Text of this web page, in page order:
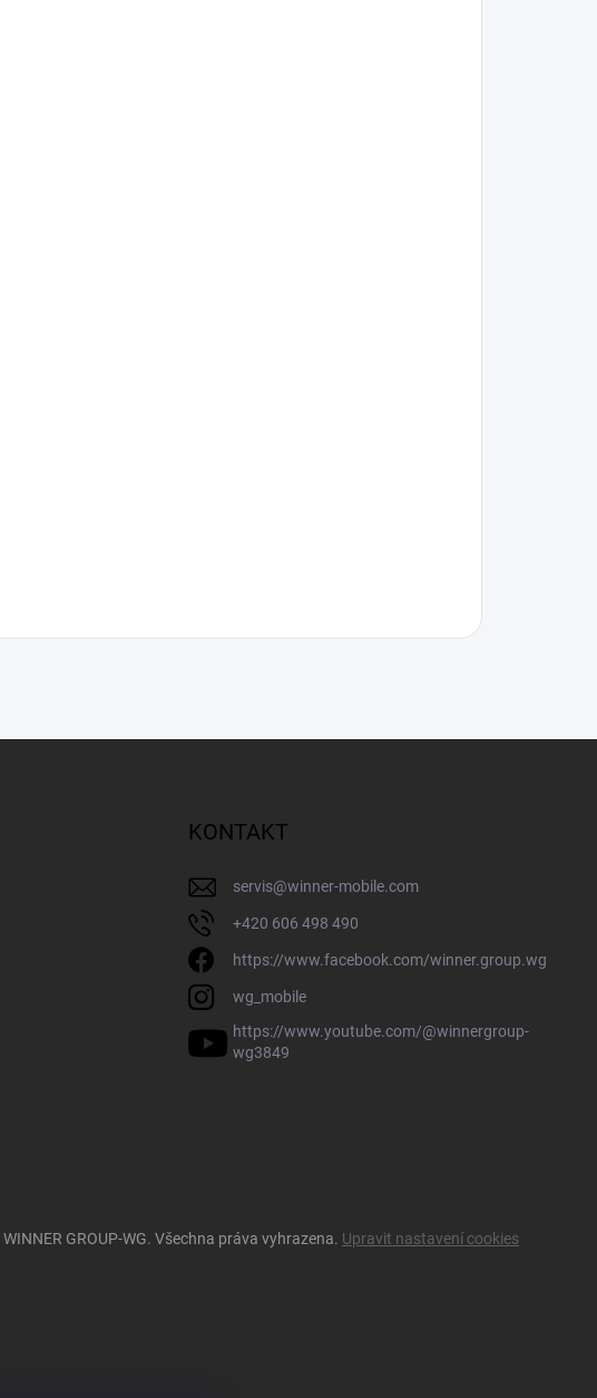
KONTAKT
servis@winner-mobile.com
+420 606 498 490
https://www.facebook.com/winner.group.wg
wg_mobile
https://www.youtube.com/@winnergroup-
wg3849
WINNER GROUP-WG. Všechna práva vyhrazena. Upravit nastavení cookies